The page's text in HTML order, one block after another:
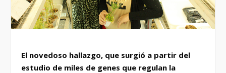
El novedoso hallazgo, que surgió a partir del
estudio de miles de genes que regulan la